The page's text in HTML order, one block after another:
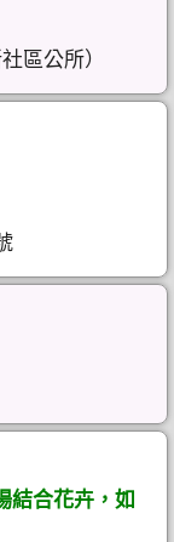
區公所）
結合花卉，如